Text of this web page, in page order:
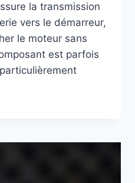
la transmission
vers le démarreur,
le moteur sans
est parfois